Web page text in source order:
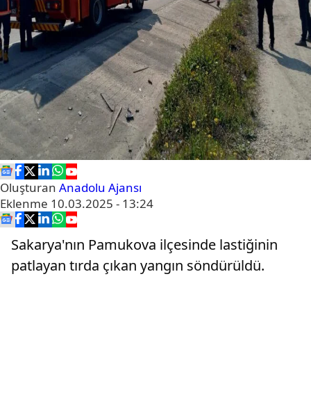
Oluşturan Anadolu Ajansı
Eklenme 10.03.2025 - 13:24
Sakarya'nın Pamukova ilçesinde lastiğinin
patlayan tırda çıkan yangın söndürüldü.